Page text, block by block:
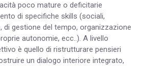
poco mature o deficitarie
di specifiche skills (sociali,
di gestione del tempo, organizzazione
autonomie, ecc..). A livello
è quello di ristrutturare pensieri
un dialogo interiore integrato,